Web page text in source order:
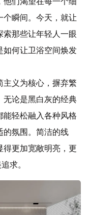
瞬间。今天，就让
那些让年轻人一眼
如何让卫浴空间焕发
义为核心，摒弃繁
无论是黑白灰的经典
轻松融入各种风格
的氛围。简洁的线
更加宽敞明亮，更
求。